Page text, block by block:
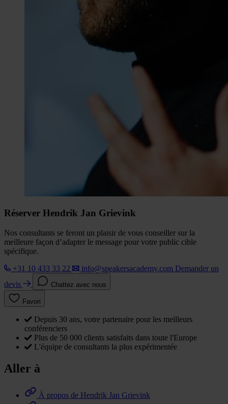
Réserver Hendrik Jan Grievink
Nos consultants se feront un plaisir de vous conseiller sur la
meilleure façon d’adapter le message pour votre public cible
spécifique.
+31 10 433 33 22
info@speakersacademy.com Demander un
devis
Chattez avec nous
Favori
Depuis 30 ans, votre partenaire pour les meilleurs
conférenciers
Plus de 50 000 clients satisfaits dans toute l'Europe
L'équipe de consultants la plus expérimentée
Aller à
À propos de Hendrik Jan Grievink